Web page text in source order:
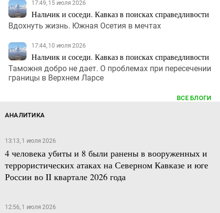
17:49, 15 июля 2026
Нальчик и соседи. Кавказ в поисках справедливости
Вдохнуть жизнь. Южная Осетия в мечтах
17:44, 10 июля 2026
Нальчик и соседи. Кавказ в поисках справедливости
Таможня добро не дает. О проблемах при пересечении
границы в Верхнем Ларсе
ВСЕ БЛОГИ
АНАЛИТИКА
13:13, 1 июля 2026
4 человека убиты и 8 были ранены в вооруженных и
террористических атаках на Северном Кавказе и юге
России во II квартале 2026 года
12:56, 1 июля 2026